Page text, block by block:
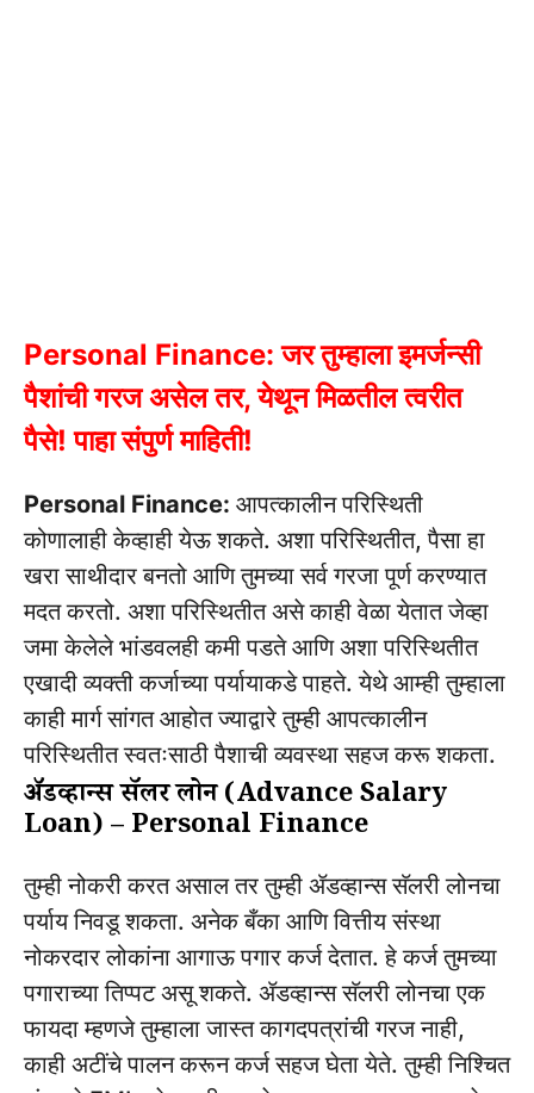
Personal Finance: जर तुम्हाला इमर्जन्सी
पैशांची गरज असेल तर, येथून मिळतील त्वरीत
पैसे! पाहा संपुर्ण माहिती!
Personal Finance: आपत्कालीन परिस्थिती
कोणालाही केव्हाही येऊ शकते. अशा परिस्थितीत, पैसा हा
खरा साथीदार बनतो आणि तुमच्या सर्व गरजा पूर्ण करण्यात
मदत करतो. अशा परिस्थितीत असे काही वेळा येतात जेव्हा
जमा केलेले भांडवलही कमी पडते आणि अशा परिस्थितीत
एखादी व्यक्ती कर्जाच्या पर्यायाकडे पाहते. येथे आम्ही तुम्हाला
काही मार्ग सांगत आहोत ज्याद्वारे तुम्ही आपत्कालीन
परिस्थितीत स्वतःसाठी पैशाची व्यवस्था सहज करू शकता.
ॲडव्हान्स सॅलरी लोन (Advance Salary
Loan) – Personal Finance
तुम्ही नोकरी करत असाल तर तुम्ही ॲडव्हान्स सॅलरी लोनचा
पर्याय निवडू शकता. अनेक बँका आणि वित्तीय संस्था
नोकरदार लोकांना आगाऊ पगार कर्ज देतात. हे कर्ज तुमच्या
पगाराच्या तिप्पट असू शकते. ॲडव्हान्स सॅलरी लोनचा एक
फायदा म्हणजे तुम्हाला जास्त कागदपत्रांची गरज नाही,
काही अटींचे पालन करून कर्ज सहज घेता येते. तुम्ही निश्चित